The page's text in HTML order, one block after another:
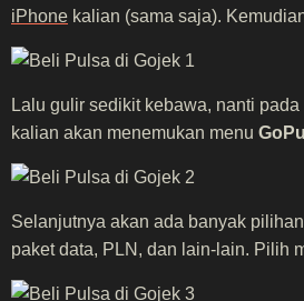
iPhone kalian (sama saja).
Lalu gulir sedikit kebawa, nanti pada
kalian akan menemukan menu
Selanjutnya akan ada banyak
paket data, PLN, dan lain-lain. Pilih